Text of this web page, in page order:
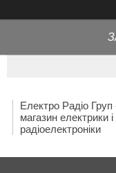
Електро Радіо Груп
магазин електрики і
радіоелектроніки